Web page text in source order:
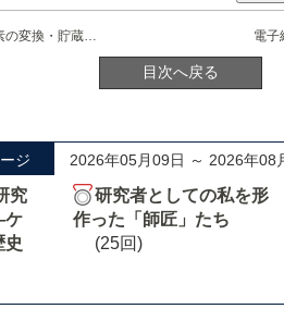
再生可能エネルギー由来水素の変換・貯蔵システムの効率化を目指した触媒反応プロセスの設計・制御
目次へ戻る
ジ 2026年05月09日 ～ 2026年08
究
ケ
史
研究者としての私を形
作った「師匠」たち
(25回)